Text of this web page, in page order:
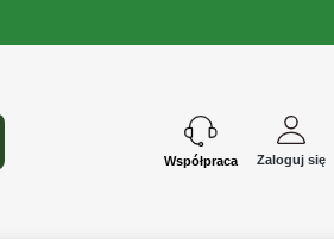
Kontakt Zaloguj się